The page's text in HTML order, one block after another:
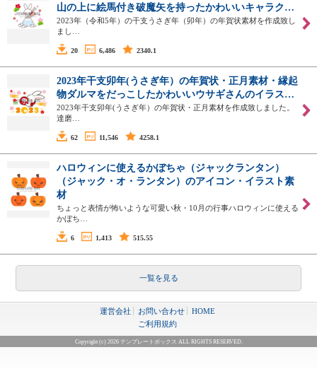
山の上に絵馬付き破魔矢を持ったかわいいキャラク…
2023年（令和5年）の干支うさぎ年（卯年）の年賀状素材を作成致し
まし…
20 6,486 2340.1
2023年干支卯年(うさぎ年）の年賀状・正月素材・縁起
物ダルマをだっこしたかわいいウサギさんのイラス…
2023年干支卯年(うさぎ年）の年賀状・正月素材を作成致しました。
達磨…
62 11,546 4258.1
ハロウィンに使えるかぼちゃ（ジャックランタン）
（ジャック・オ・ランタン）のアイコン・イラスト素
材
ちょっと表情が怖いような可愛い秋・10月の行事ハロウィンに使える
かぼち…
6 1,413 515.55
一覧を見る
運営会社 お問い合わせ
HOME
ご利用規約
Copyright (c) 2026 テンプレートボックス ALL RIGHTS RESERVED.